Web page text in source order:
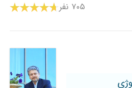
۷۰۵ نفر